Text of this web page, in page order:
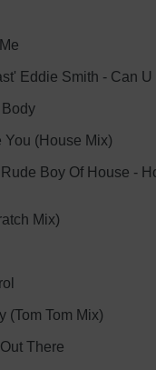
Eddie Smith - Can
Body
(House Mix)
Boy Of House -
Mix)
(Tom Tom Mix)
There